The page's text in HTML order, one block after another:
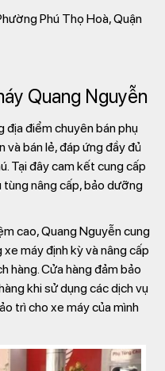
Phú Thọ Hoà, Quận
Quang Nguyễn
địa điểm chuyên bán phụ
và bán lẻ, đáp ứng đầy đủ
Tại đây cam kết cung cấp
tùng nâng cấp, bảo dưỡng
cao, Quang Nguyễn cung
máy định kỳ và nâng cấp
hàng. Cửa hàng đảm bảo
khi sử dụng các dịch vụ
trì cho xe máy của mình